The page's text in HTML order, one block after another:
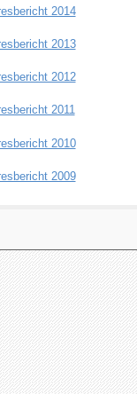
2014
2013
2012
2011
2010
2009